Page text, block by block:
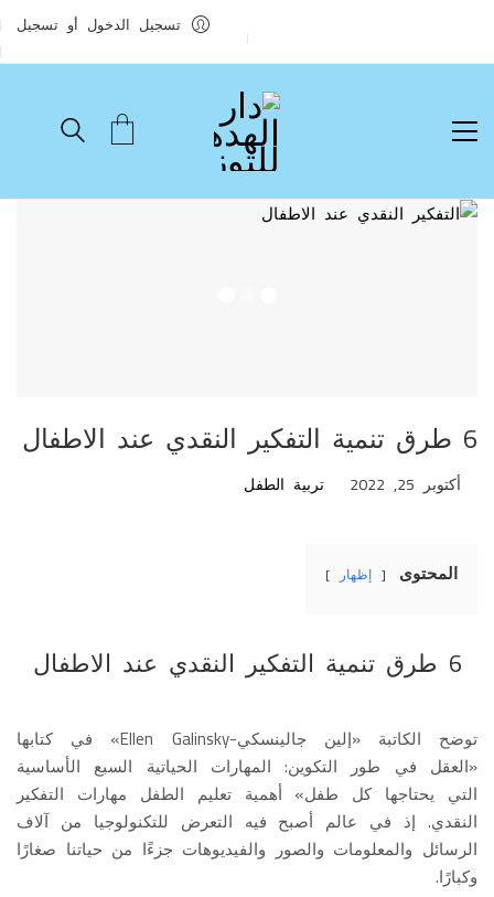
تسجيل الدخول أو تسجيل
6 طرق تنمية التفكير النقدي عند الاطفال
أكتوبر 25, 2022 تربية الطفل
المحتوى إظهار
6 طرق تنمية التفكير النقدي عند الاطفال
توضح الكاتبة «إلين جالينسكي-Ellen Galinsky» في كتابها
«العقل في طور التكوين: المهارات الحياتية السبع الأساسية
التي يحتاجها كل طفل» أهمية تعليم الطفل مهارات التفكير
النقدي. إذ في عالم أصبح فيه التعرض للتكنولوجيا من آلاف
الرسائل والمعلومات والصور والفيديوهات جزءًا من حياتنا صغارًا
وكبارًا.